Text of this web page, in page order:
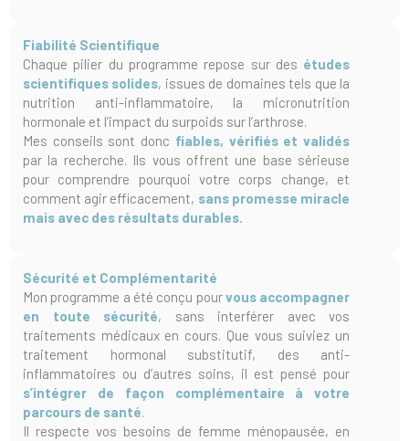
Fiabilité Scientifique
Chaque pilier du programme repose sur des études
scientifiques solides, issues de domaines tels que la
nutrition anti-inflammatoire, la micronutrition
hormonale et l’impact du surpoids sur l’arthrose.
Mes conseils sont donc fiables, vérifiés et validés
par la recherche. Ils vous offrent une base sérieuse
pour comprendre pourquoi votre corps change, et
comment agir efficacement, sans promesse miracle
mais avec des résultats durables.
Sécurité et Complémentarité
Mon programme a été conçu pourvous accompagner
en toute sécurité, sans interférer avec vos
traitements médicaux en cours. Que vous suiviez un
traitement hormonal substitutif, des anti-
inflammatoires ou d’autres soins, il est pensé pour
s’intégrer de façon complémentaire à votre
parcours de santé.
Il respecte vos besoins de femme ménopausée, en